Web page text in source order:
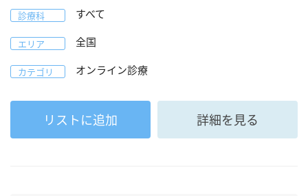
診療科 すべて
エリア 全国
カテゴリ オンライン診療
リストに追加 詳細を見る